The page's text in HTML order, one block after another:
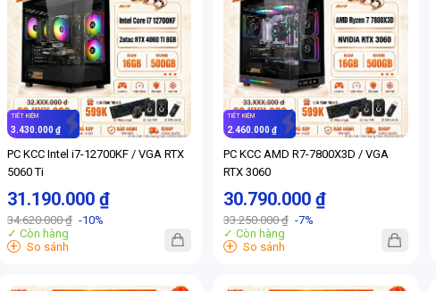
TIẾT KIỆM
3.430.000 ₫
PC KCC Intel i7-12700KF / VGA RTX
5060 Ti
31.190.000 ₫
34.620.000 ₫ -10%
✓ Còn hàng
+ So sánh
TIẾT KIỆM
2.460.000 ₫
PC KCC AMD R7-7800X3D / VGA
RTX 3060
30.790.000 ₫
33.250.000 ₫ -7%
✓ Còn hàng
+ So sánh